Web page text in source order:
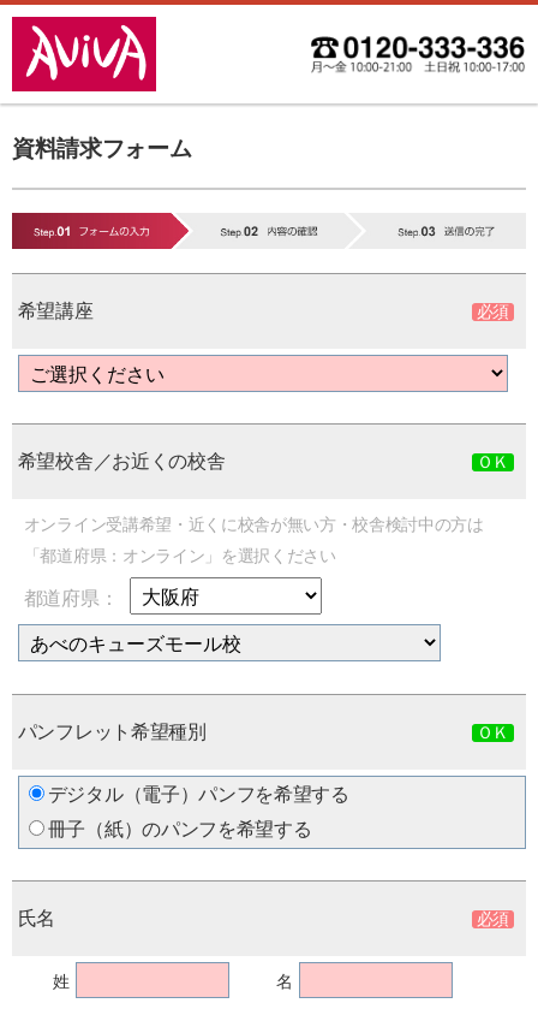
資料請求フォーム
希望講座
希望校舎／お近くの校舎
オンライン受講希望・近くに校舎が無い方・校舎検討中の方は
「都道府県：オンライン」を選択ください
都道府県：
パンフレット希望種別
デジタル（電子）パンフを希望する
冊子（紙）のパンフを希望する
氏名
姓 名